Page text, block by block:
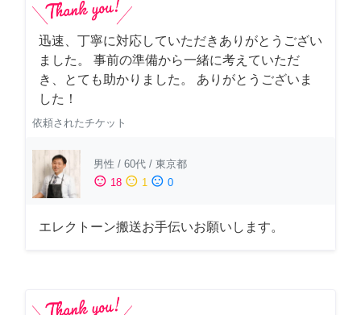
迅速、丁寧に対応していただきありがとうござい
ました。 事前の準備から一緒に考えていただ
き、とても助かりました。 ありがとうございま
した！
依頼されたチケット
男性 / 60代 / 東京都
sentiment_satisfied 18 sentiment_neutral 1 sentiment_dissatisfied 0
エレクトーン搬送お手伝いお願いします。